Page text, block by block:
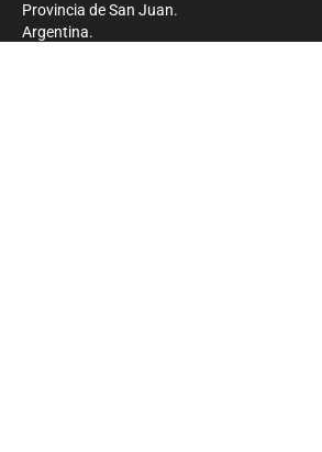
Provincia de San Juan.
Argentina.